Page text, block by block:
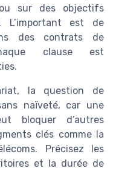
sur des objectifs
L’important est de
des contrats de
clause est
la question de
naïveté, car une
bloquer d’autres
clés comme la
Précisez les
et la durée de